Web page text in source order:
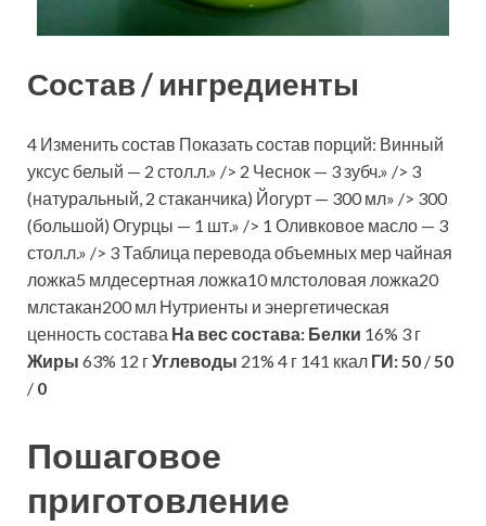
Состав / ингредиенты
4 Изменить состав Показать состав порций: Винный
уксус белый — 2 стол.л.» /> 2 Чеснок — 3 зубч.» /> 3
(натуральный, 2 стаканчика) Йогурт — 300 мл» /> 300
(большой) Огурцы — 1 шт.» /> 1 Оливковое масло — 3
стол.л.» /> 3 Таблица перевода объемных мер чайная
ложка5 млдесертная ложка10 млстоловая ложка20
млстакан200 мл Нутриенты и энергетическая
ценность состава На вес состава: Белки 16% 3 г
Жиры 63% 12 гУглеводы 21% 4 г 141 ккал ГИ: 50 / 50
/ 0
Пошаговое
приготовление